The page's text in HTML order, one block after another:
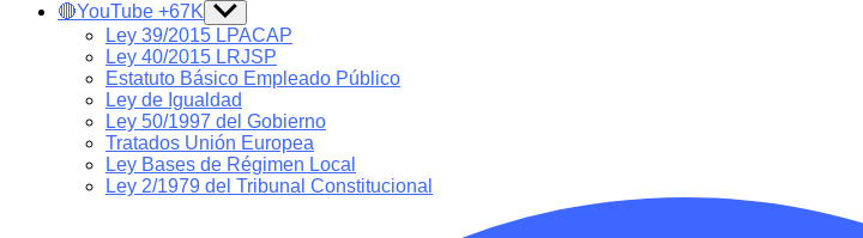
🔴YouTube +67K Show
sub
menu
Ley 39/2015 LPACAP
Ley 40/2015 LRJSP
Estatuto Básico Empleado Público
Ley de Igualdad
Ley 50/1997 del Gobierno
Tratados Unión Europea
Ley Bases de Régimen Local
Ley 2/1979 del Tribunal Constitucional